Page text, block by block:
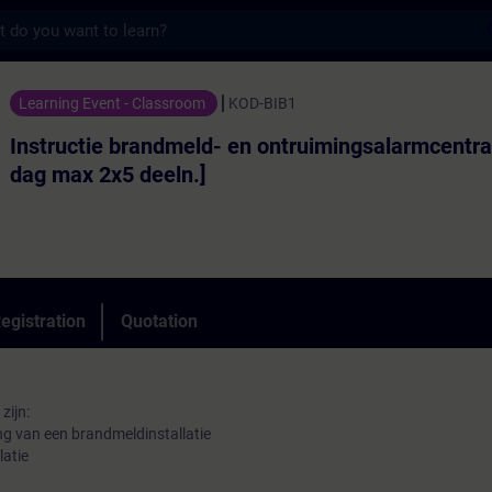
en ontruimingsalarmcentrale
Learning Event - Classroom KOD-BIB1
Instructie brandmeld- en
dag max 2x5 deeln.]
Quotation
van een brandmeldinstallatie